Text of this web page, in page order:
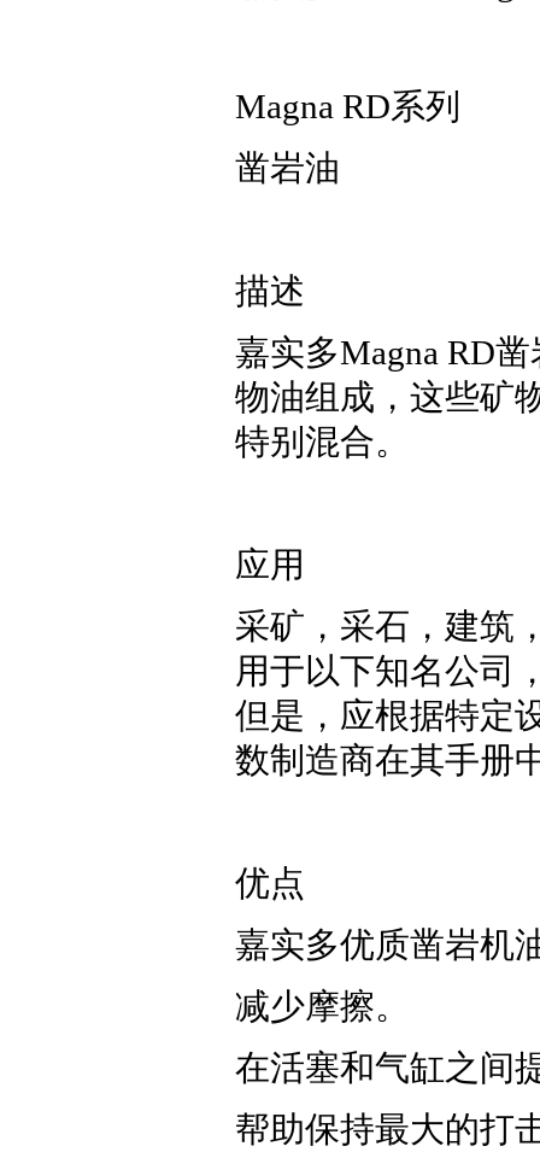
Magna RD系列
凿岩油
描述
嘉实多Magna RD
物油组成，这些矿
特别混合。
应用
采矿，采石，建筑
用于以下知名公司
但是，应根据特定
数制造商在其手册
优点
嘉实多优质凿岩机
减少摩擦。
在活塞和气缸之间
帮助保持最大的打